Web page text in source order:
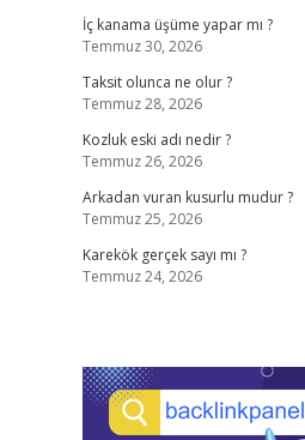
İç kanama üşüme yapar mı ?
Temmuz 30, 2026
Taksit olunca ne olur ?
Temmuz 28, 2026
Kozluk eski adı nedir ?
Temmuz 26, 2026
Arkadan vuran kusurlu mudur ?
Temmuz 25, 2026
Karekök gerçek sayı mı ?
Temmuz 24, 2026